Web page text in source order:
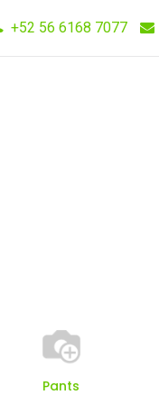
+52 56 6168 7077
Pants